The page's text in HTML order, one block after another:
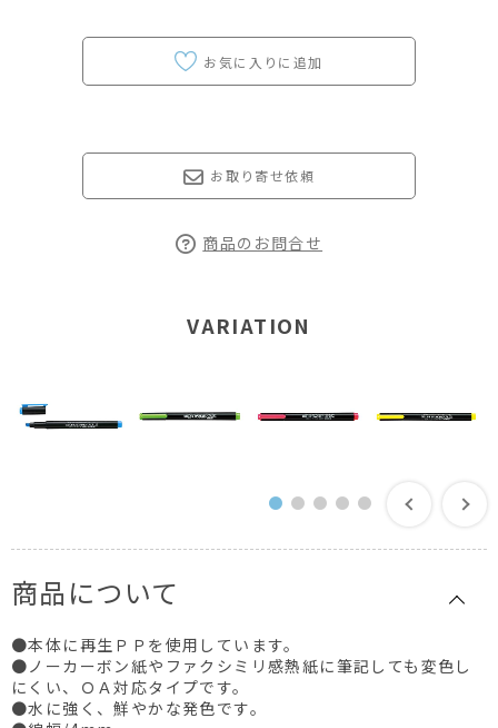
お取り寄せ依頼
商品のお問合せ
VARIATION
商品について
●本体に再生ＰＰを使用しています。
●ノーカーボン紙やファクシミリ感熱紙に筆記しても変色し
にくい、ＯＡ対応タイプです。
●水に強く、鮮やかな発色です。